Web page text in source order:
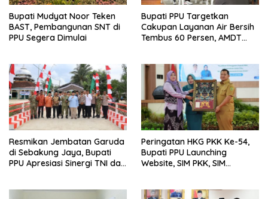
Bupati Mudyat Noor Teken
BAST, Pembangunan SNT di
PPU Segera Dimulai
Bupati PPU Targetkan
Cakupan Layanan Air Bersih
Tembus 60 Persen, AMDT
Resmikan Jembatan Garuda
di Sebakung Jaya, Bupati
PPU Apresiasi Sinergi TNI dan
Peringatan HKG PKK Ke-54,
Bupati PPU Launching
Website, SIM PKK, SIM